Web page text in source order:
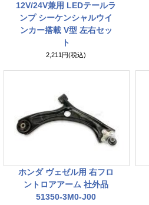
12V/24V兼用 LEDテールラ
ンプ シーケンシャルウイ
ンカー搭載 V型 左右セッ
ト
2,211円(税込)
ホンダ ヴェゼル用 右フロ
ントロアアーム 社外品
51350-3M0-J00